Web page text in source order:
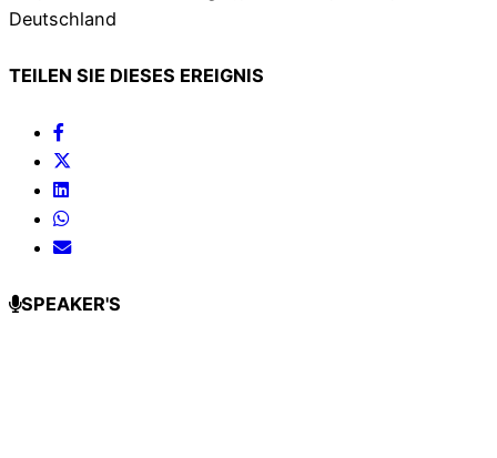
Deutschland
TEILEN SIE DIESES EREIGNIS
SPEAKER'S